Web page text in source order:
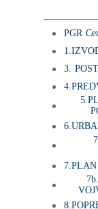
PGR
3.